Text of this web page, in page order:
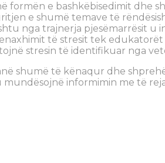
formën e bashkëbisedimit dhe
e shumë temave të
nga trajnerja pjesëmarrësit
të stresit tek
stresin të identifikuar nga
shumë të kënaqur dhe
informimin me të